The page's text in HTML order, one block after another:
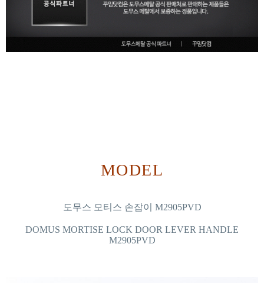
MODEL
도무스 모티스 손잡이 M2905PVD
DOMUS MORTISE LOCK DOOR LEVER HANDLE
M2905PVD